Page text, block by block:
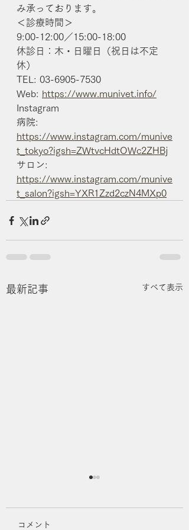
み承っております。
＜診療時間＞
9:00-12:00／15:00-18:00
休診日：木・日曜日（祝日は不定
休）
TEL: 03-6905-7530
Web: https://www.munivet.info/
Instagram
病院:
https://www.instagram.com/munive
t_tokyo?igsh=ZWtvcHdtOWc2ZHBj
サロン:
https://www.instagram.com/munive
t_salon?igsh=YXR1Zzd2czN4MXp0
最新記事 すべて表示
コメント